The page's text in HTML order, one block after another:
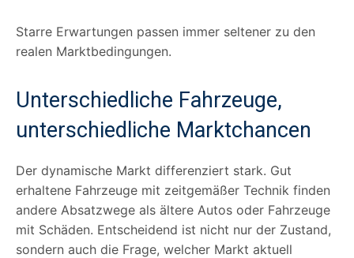
Starre Erwartungen passen immer seltener zu den
realen Marktbedingungen.
Unterschiedliche Fahrzeuge,
unterschiedliche Marktchancen
Der dynamische Markt differenziert stark. Gut
erhaltene Fahrzeuge mit zeitgemäßer Technik finden
andere Absatzwege als ältere Autos oder Fahrzeuge
mit Schäden. Entscheidend ist nicht nur der Zustand,
sondern auch die Frage, welcher Markt aktuell